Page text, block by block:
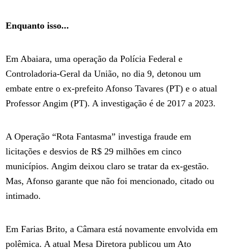
Enquanto isso...
Em Abaiara, uma operação da Polícia Federal e
Controladoria-Geral da União, no dia 9, detonou um
embate entre o ex-prefeito Afonso Tavares (PT) e o atual
Professor Angim (PT). A investigação é de 2017 a 2023.
A Operação “Rota Fantasma” investiga fraude em
licitações e desvios de R$ 29 milhões em cinco
municípios. Angim deixou claro se tratar da ex-gestão.
Mas, Afonso garante que não foi mencionado, citado ou
intimado.
Em Farias Brito, a Câmara está novamente envolvida em
polêmica. A atual Mesa Diretora publicou um Ato